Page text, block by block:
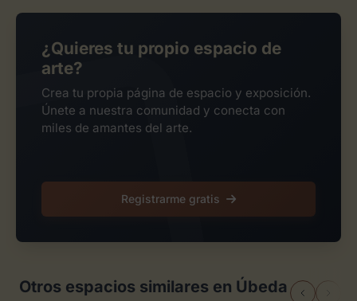
¿Quieres tu propio espacio de
arte?
Crea tu propia página de espacio y exposición.
Únete a nuestra comunidad y conecta con
miles de amantes del arte.
Registrarme gratis
Otros espacios similares en Úbeda